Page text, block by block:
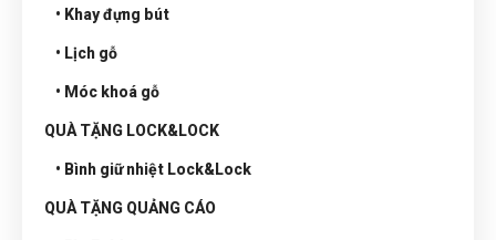
• Khay đựng bút
• Lịch gỗ
• Móc khoá gỗ
QUÀ TẶNG LOCK&LOCK
• Bình giữ nhiệt Lock&Lock
QUÀ TẶNG QUẢNG CÁO